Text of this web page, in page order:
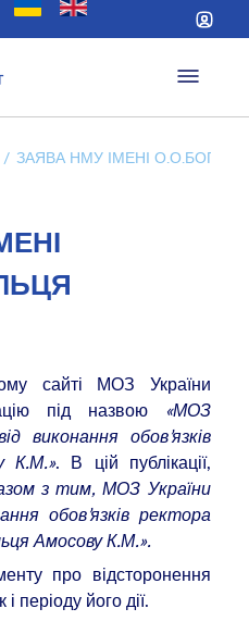
/ ЗАЯВА НМУ ІМЕНІ
сайті МОЗ України
під назвою
«МОЗ
виконання обов’язків
К.М.». В цій публікації,
з тим, МОЗ України
обов’язків ректора
Амосову К.М.».
про відсторонення
періоду його дії.